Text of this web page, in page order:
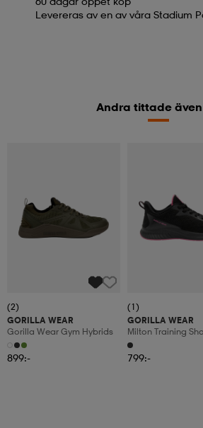
Levereras av en av våra Stadium
Andra tittade
(2)
GORILLA WEAR
Gorilla Wear Gym Hybrids
899:-
(1)
GORILLA WEAR
Milton Training
799:-